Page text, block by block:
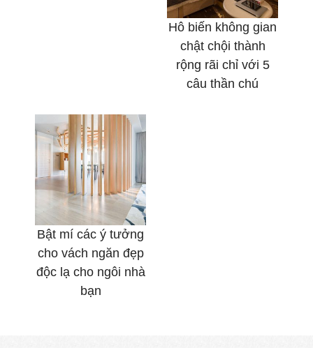
Hô biến không gian
chật chội thành
rộng rãi chỉ với 5
câu thần chú
Bật mí các ý tưởng
cho vách ngăn đẹp
độc lạ cho ngôi nhà
bạn